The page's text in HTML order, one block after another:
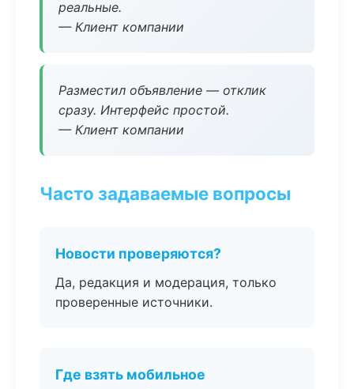
реальные.
— Клиент компании
Разместил объявление — отклик
сразу. Интерфейс простой.
— Клиент компании
Часто задаваемые вопросы
Новости проверяются?
Да, редакция и модерация, только
проверенные источники.
Где взять мобильное